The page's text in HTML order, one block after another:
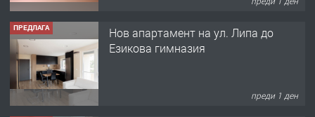
ПРЕДЛАГА
Нов апартамент на ул. Липа до
Езикова гимназия
преди 1 ден